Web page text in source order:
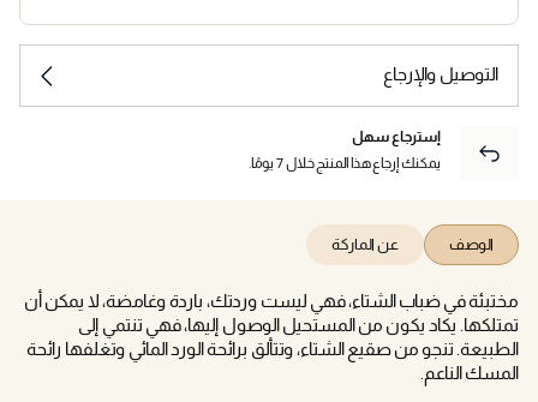
التوصيل والإرجاع
إسترجاع سهل
يمكنك إرجاع هذا المنتج خلال 7 يومًا.
الوصف عن الماركة
مختبئة في ضباب الشتاء، فهي ليست وردتك، باردة وغامضة، لا يمكن أن
تمتلكها. يكاد يكون من المستحيل الوصول إليها، فهي تنتمي إلى
الطبيعة. تنجو من صقيع الشتاء، وتتألق برائحة الورد المائي وتغلفها رائحة
المسك الناعم.